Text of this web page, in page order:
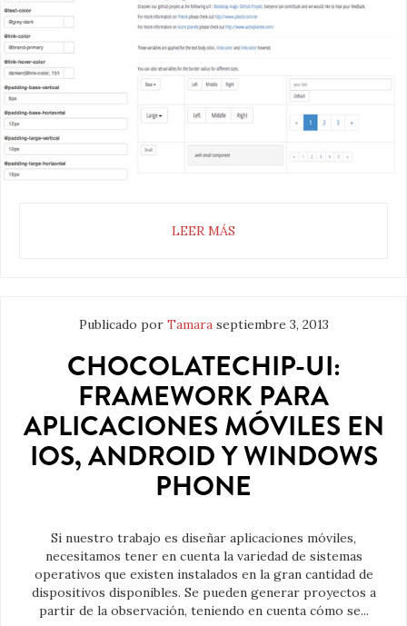
LEER MÁS
Publicado por Tamara septiembre 3, 2013
CHOCOLATECHIP-UI:
FRAMEWORK PARA
APLICACIONES MÓVILES EN
IOS, ANDROID Y WINDOWS
PHONE
Si nuestro trabajo es diseñar aplicaciones móviles,
necesitamos tener en cuenta la variedad de sistemas
operativos que existen instalados en la gran cantidad de
dispositivos disponibles. Se pueden generar proyectos a
partir de la observación, teniendo en cuenta cómo se...